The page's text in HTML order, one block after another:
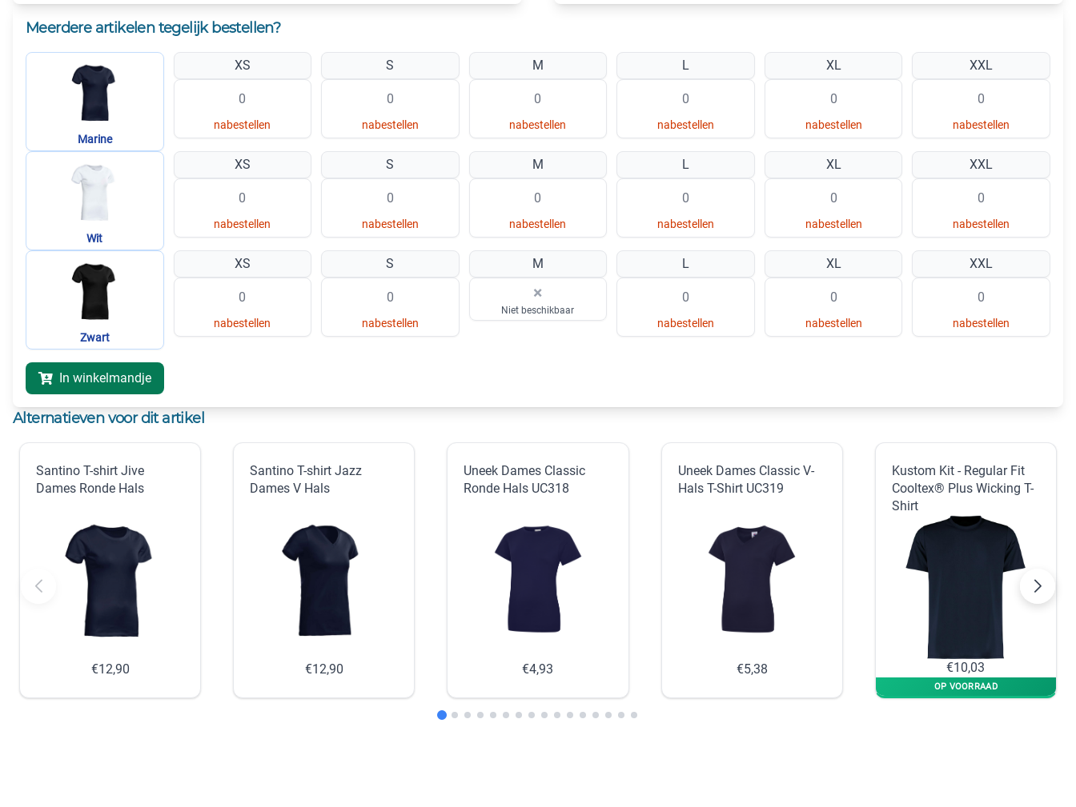
Meerdere artikelen tegelijk bestellen?
Marine
XS
nabestellen
S
nabestellen
M
nabestellen
L
nabestellen
XL
nabestellen
XXL
nabestellen
Wit
XS
nabestellen
S
nabestellen
M
nabestellen
L
nabestellen
XL
nabestellen
XXL
nabestellen
Zwart
XS
nabestellen
S
nabestellen
M
×
Niet beschikbaar
L
nabestellen
XL
nabestellen
XXL
nabestellen
In winkelmandje
Alternatieven voor dit artikel
Santino T-shirt Jive
Dames Ronde Hals
€12,90
Santino T-shirt Jazz
Dames V Hals
€12,90
Uneek Dames Classic
Ronde Hals UC318
€4,93
Uneek Dames Classic V-
Hals T-Shirt UC319
€5,38
Kustom Kit - Regular Fit
Cooltex® Plus Wicking T-
Shirt
€10,03